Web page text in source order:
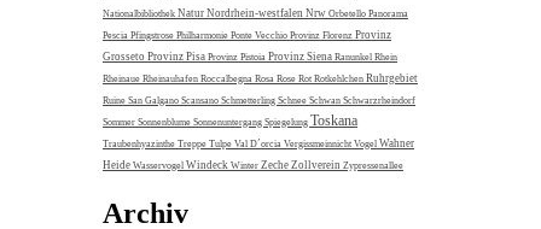
Nationalbibliothek Natur Nordrhein-westfalen Nrw Orbetello Panorama
Pescia Pfingstrose Philharmonie Ponte Vecchio Provinz Florenz Provinz
Grosseto Provinz Pisa Provinz Pistoia Provinz Siena Ranunkel Rhein
Rheinaue Rheinauhafen Roccalbegna Rosa Rose Rot Rotkehlchen Ruhrgebiet
Ruine San Galgano Scansano Schmetterling Schnee Schwan Schwarzrheindorf
Sommer Sonnenblume Sonnenuntergang Spiegelung Toskana
Traubenhyazinthe Treppe Tulpe Val D´orcia Vergissmeinnicht Vogel Wahner
Heide Wasservogel Windeck Winter Zeche Zollverein Zypressenallee
Archiv